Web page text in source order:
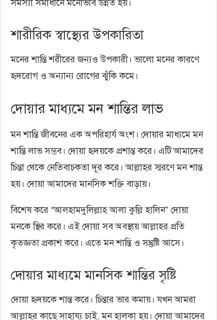
সমস্যা সমাধানে মনোভাব উন্নত হয়।
শারীরিক স্বাস্থ্যের উপকারিতা
মনের শান্তি শরীরের জন্যও উপকারী। ভালো মনের কারণে
হৃদরোগ ও অন্যান্য রোগের ঝুঁকি কমে।
দোয়ার মাধ্যমে মন শান্তির লাভ
মন শান্তি জীবনের এক অপরিহার্য অংশ। দোয়ার মাধ্যমে মন
শান্তি লাভ সম্ভব। দোয়া হৃদয়কে প্রশান্ত করে। এটি আমাদের
চিন্তা থেকে নেতিবাচকতা দূর করে। আল্লাহর স্মরণে মন শান্ত
হয়। দোয়া আমাদের মানসিক শক্তি বাড়ায়।
বিশেষ করে “আলহামদুলিল্লাহ আলা কুল্লি হালিন” দোয়া
মনকে স্থির করে। এই দোয়া সব অবস্থায় আল্লাহর প্রতি
কৃতজ্ঞতা প্রকাশ করে। এতে মন শান্তি ও সন্তুষ্টি আসে।
দোয়ার মাধ্যমে মানসিক শান্তির সৃষ্টি
দোয়া হৃদয়কে শান্ত করে। চিন্তার ভার কমায়। যখন আমরা
আল্লাহর কাছে সাহায্য চাই, মন হালকা হয়। দোয়া আমাদের